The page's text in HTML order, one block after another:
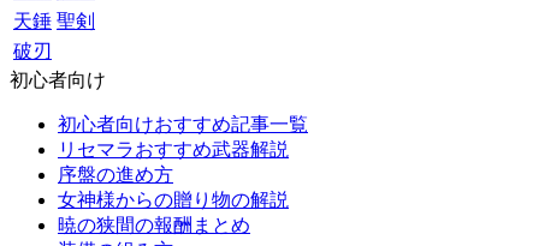
天錘 聖剣
破刃
初心者向け
初心者向けおすすめ記事一覧
リセマラおすすめ武器解説
序盤の進め方
女神様からの贈り物の解説
暁の狭間の報酬まとめ